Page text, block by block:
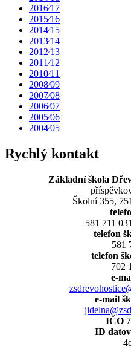
2016⁄17
2015⁄16
2014⁄15
2013⁄14
2012⁄13
2011⁄12
2010⁄11
2008⁄09
2007⁄08
2006⁄07
2005⁄06
2004⁄05
Rychlý kontakt
Základní škola
Školní 355,
581 711
telefon
581
telefon
702
e-
e-mail
IČO
ID